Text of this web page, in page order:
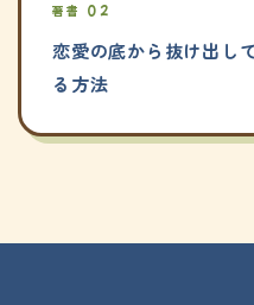
著書 02
恋愛の底から抜け出し
る方法